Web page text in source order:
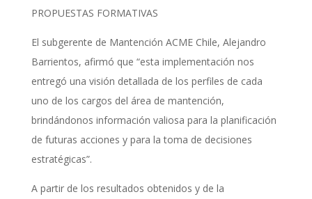
PROPUESTAS FORMATIVAS
El subgerente de Mantención ACME Chile, Alejandro
Barrientos, afirmó que “esta implementación nos
entregó una visión detallada de los perfiles de cada
uno de los cargos del área de mantención,
brindándonos información valiosa para la planificación
de futuras acciones y para la toma de decisiones
estratégicas”.
A partir de los resultados obtenidos y de la